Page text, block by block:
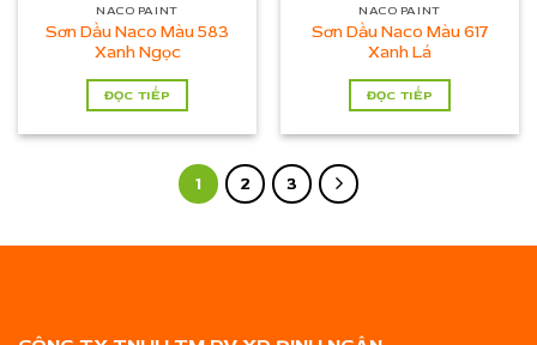
NACO PAINT
Sơn Dầu Naco Màu 583
Xanh Ngọc
ĐỌC TIẾP
NACO PAINT
Sơn Dầu Naco Màu 617
Xanh Lá
ĐỌC TIẾP
1 2 3